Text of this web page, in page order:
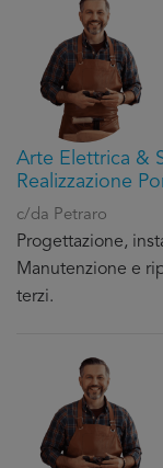
Arte Elettrica &
Realizzazione
c/da Petraro
Progettazione,
Manutenzione e
terzi.